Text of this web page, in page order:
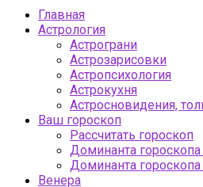
Главная
Астрология
Астрограни
Астрозарисовки
Астропсихология
Астрокухня
Астросновидения,
Ваш гороскоп
Рассчитать гороскоп
Доминанта гороскопа
Доминанта гороскопа
Венера